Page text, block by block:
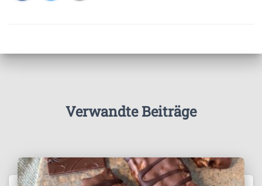
Verwandte Beiträge